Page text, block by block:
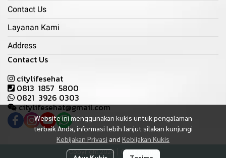
Website ini menggunakan kukis untuk pengalaman
terbaik Anda, informasi lebih lanjut silakan kunjungi
Kebijakan Privasi and Kebijakan Kukis
Contact Us
Layanan Kami
Address
Contact Us
citylifesehat
0813 1857 5800
0821 3926 0303
citylifesehat@gmail.com
Copyright 2024 | Citylifesehat